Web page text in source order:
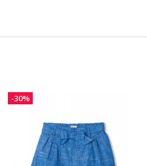
-30%